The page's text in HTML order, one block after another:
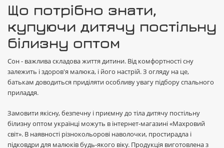
Що потрібно знати,
купуючи дитячу постільну
білизну оптом
Сон - важлива складова життя дитини. Від комфортності сну
залежить і здоров'я малюка, і його настрій. З огляду на це,
батькам доводиться приділяти особливу увагу підбору спального
приладдя.
Замовити якісну, безпечну і приємну до тіла дитячу постільну
білизну оптом українці можуть в інтернет-магазині «Махровий
світ». В наявності різнокольорові наволочки, простирадла і
підковдри для малюків будь-якого віку. Продукція виготовлена з